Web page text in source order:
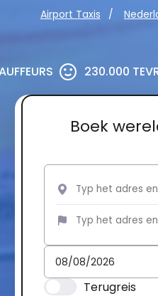
Airport Taxis
230.000
Boek
Terugreis